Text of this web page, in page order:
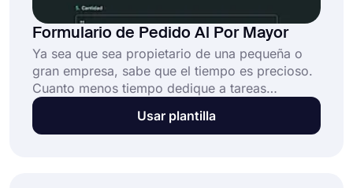
Formulario de Pedido Al Por Mayor
Ya sea que sea propietario de una pequeña o
gran empresa, sabe que el tiempo es precioso.
Cuanto menos tiempo dedique a tareas
administrativas, más tiempo tendrá para dedicar
a su negocio real. Es por eso que los
Usar plantilla